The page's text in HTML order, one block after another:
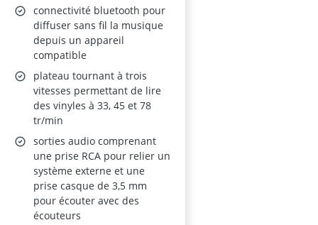
connectivité bluetooth pour
diffuser sans fil la musique
depuis un appareil
compatible
plateau tournant à trois
vitesses permettant de lire
des vinyles à 33, 45 et 78
tr/min
sorties audio comprenant
une prise RCA pour relier un
système externe et une
prise casque de 3,5 mm
pour écouter avec des
écouteurs